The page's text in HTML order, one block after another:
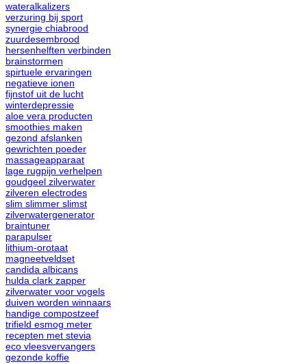
wateralkalizers
verzuring bij sport
synergie chiabrood
zuurdesembrood
hersenhelften verbinden
brainstormen
spirtuele ervaringen
negatieve ionen
fijnstof uit de lucht
winterdepressie
aloe vera producten
smoothies maken
gezond afslanken
gewrichten poeder
massageapparaat
lage rugpijn verhelpen
goudgeel zilverwater
zilveren electrodes
slim slimmer slimst
zilverwatergenerator
braintuner
parapulser
lithium-orotaat
magneetveldset
candida albicans
hulda clark zapper
zilverwater voor vogels
duiven worden winnaars
handige compostzeef
trifield esmog meter
recepten met stevia
eco vleesvervangers
gezonde koffie